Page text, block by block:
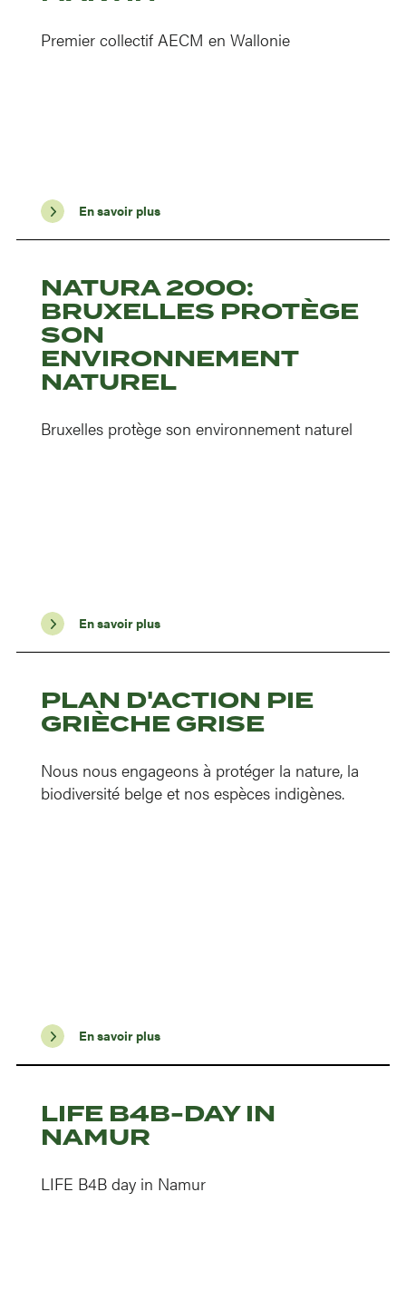
Premier collectif AECM en Wallonie
En savoir plus
NATURA 2000:
BRUXELLES PROTÈGE
SON
ENVIRONNEMENT
NATUREL
Bruxelles protège son environnement naturel
En savoir plus
PLAN D'ACTION PIE
GRIÈCHE GRISE
Nous nous engageons à protéger la nature, la
biodiversité belge et nos espèces indigènes.
En savoir plus
LIFE B4B-DAY IN
NAMUR
LIFE B4B day in Namur